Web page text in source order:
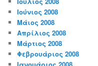
Ιούνιος 2008
Μάιος 2008
Απρίλιος 2008
Μάρτιος 2008
Φεβρουάριος 2008